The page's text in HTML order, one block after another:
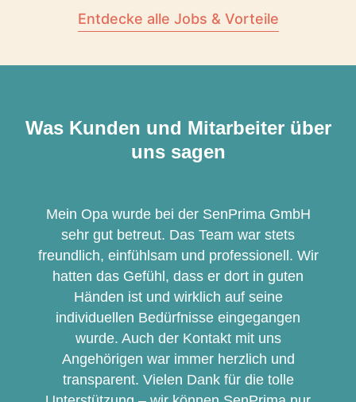
Entdecke alle Jobs & Vorteile
Was Kunden und Mitarbeiter über
uns sagen
Mein Opa wurde bei der SenPrima GmbH
sehr gut betreut. Das Team war stets
freundlich, einfühlsam und professionell. Wir
hatten das Gefühl, dass er dort in guten
Händen ist und wirklich auf seine
individuellen Bedürfnisse eingegangen
wurde. Auch der Kontakt mit uns
Angehörigen war immer herzlich und
transparent. Vielen Dank für die tolle